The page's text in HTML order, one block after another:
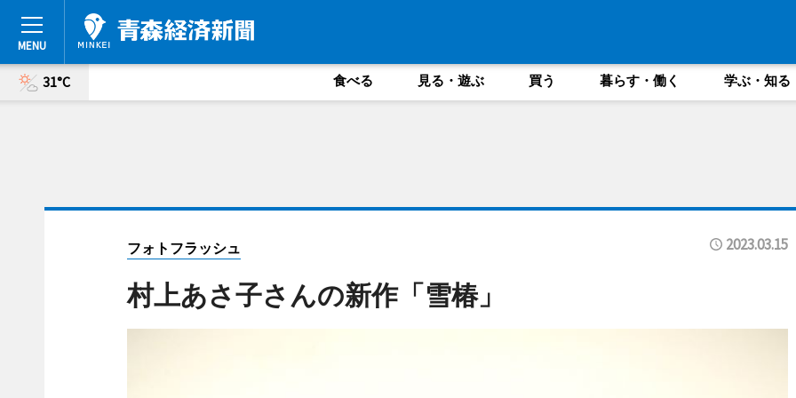
31°C 食べる 見る・遊ぶ 買う 暮らす・働く 学ぶ・知る
フォトフラッシュ 2023.03.15
村上あさ子さんの新作「雪椿」